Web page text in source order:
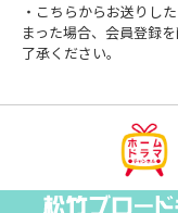
・こちらからお送りし
まった場合、会員登録
了承ください。